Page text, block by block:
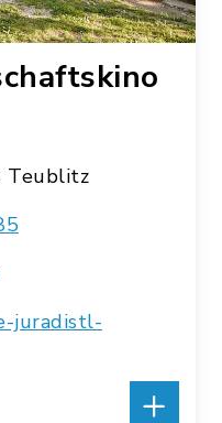
Teublitz
juradistl-